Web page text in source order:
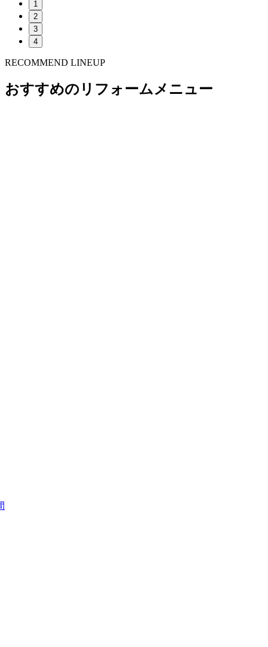
1
2
3
4
RECOMMEND LINEUP
おすすめのリフォームメニュー